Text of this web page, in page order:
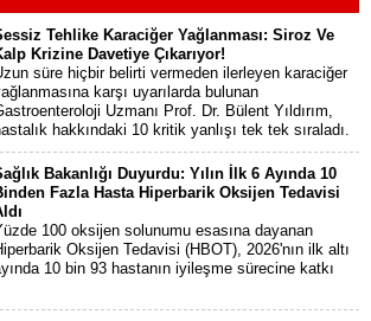
Tehlike Karaciğer Yağlanması: Siroz Ve
Krizine Davetiye Çıkarıyor!
süre hiçbir belirti vermeden ilerleyen karaciğer
karşı uyarılarda bulunan
Uzmanı Prof. Dr. Bülent Yıldırım,
hakkındaki 10 kritik yanlışı tek tek sıraladı.
Bakanlığı Duyurdu: Yılın İlk 6 Ayında 10
Fazla Hasta Hiperbarik Oksijen Tedavisi
100 oksijen solunumu esasına dayanan
Oksijen Tedavisi (HBOT), 2026'nın ilk altı
10 bin 93 hastanın iyileşme sürecine katkı